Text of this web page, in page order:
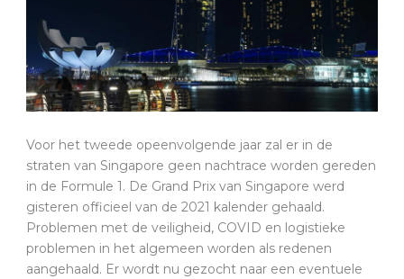
Voor het tweede opeenvolgende jaar zal er in de
straten van Singapore geen nachtrace worden gereden
in de Formule 1. De Grand Prix van Singapore werd
gisteren officieel van de 2021 kalender gehaald.
Problemen met de veiligheid, COVID en logistieke
problemen in het algemeen worden als redenen
aangehaald. Er wordt nu gezocht naar een eventuele